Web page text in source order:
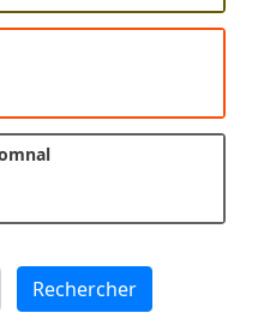
Rechercher